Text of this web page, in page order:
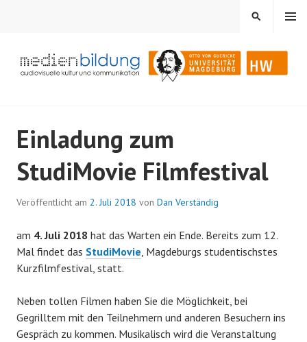
Audiovisuelle Kultur und Kommunikation
MENÜ
SUCHEN
Einladung zum
StudiMovie Filmfestival
Veröffentlicht am 2. Juli 2018 von Dan Verständig
am 4. Juli 2018 hat das Warten ein Ende. Bereits zum 12.
Mal findet das StudiMovie , Magdeburgs studentischstes
Kurzfilmfestival, statt.
Neben tollen Filmen haben Sie die Möglichkeit, bei
Gegrilltem mit den Teilnehmern und anderen Besuchern ins
Gespräch zu kommen. Musikalisch wird die Veranstaltung